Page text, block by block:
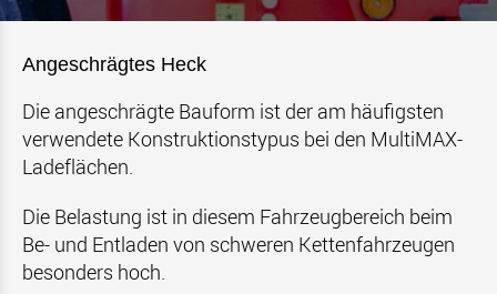
Angeschrägtes Heck
Die angeschrägte Bauform ist der am häufigsten
verwendete Konstruktionstypus bei den MultiMAX-
Ladeflächen.
Die Belastung ist in diesem Fahrzeugbereich beim
Be- und Entladen von schweren Kettenfahrzeugen
besonders hoch.